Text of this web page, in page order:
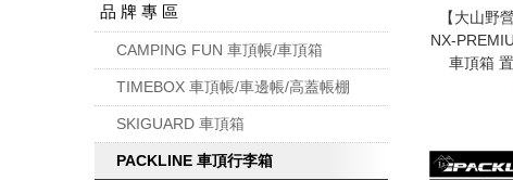
品 牌 專 區
CAMPING FUN 車頂帳/車頂箱
TIMEBOX 車頂帳/車邊帳/高蓋帳棚
SKIGUARD 車頂箱
PACKLINE 車頂行李箱
【大山野
NX-
車頂箱